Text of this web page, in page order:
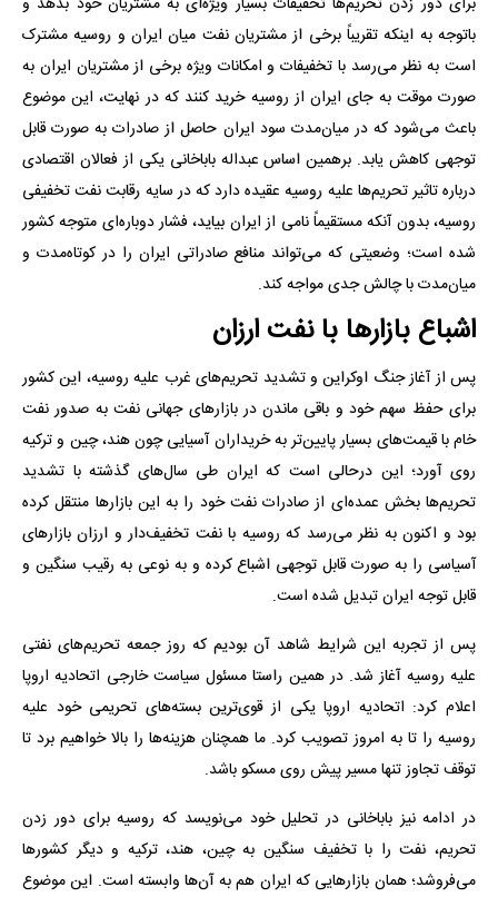
باتوجه به اینکه تقریباً برخی از مشتریان نفت میان ایران و روسیه مشترک
است به نظر می‌رسد با تخفیفات و امکانات ویژه برخی از مشتریان ایران به
صورت موقت به جای ایران از روسیه خرید کنند که در نهایت، این موضوع
باعث می‌شود که در میان‌مدت سود ایران حاصل از صادرات به صورت قابل
توجهی کاهش یابد. برهمین اساس عبداله باباخانی یکی از فعالان اقتصادی
درباره تاثیر تحریم‌ها علیه روسیه عقیده دارد که در سایه رقابت نفت تخفیفی
روسیه، بدون آنکه مستقیماً نامی از ایران بیاید، فشار دوباره‌ای متوجه کشور
شده است؛ وضعیتی که می‌تواند منافع صادراتی ایران را در کوتاه‌مدت و
میان‌مدت با چالش جدی مواجه کند.
اشباع بازارها با نفت ارزان
پس از آغاز جنگ اوکراین و تشدید تحریم‌های غرب علیه روسیه، این کشور
برای حفظ سهم خود و باقی ماندن در بازارهای جهانی نفت به صدور نفت
خام با قیمت‌های بسیار پایین‌تر به خریداران آسیایی چون هند، چین و ترکیه
روی آورد؛ این درحالی است که ایران طی سال‌های گذشته با تشدید
تحریم‌ها بخش عمده‌ای از صادرات نفت خود را به این بازار‌ها منتقل کرده
بود و اکنون به نظر می‌رسد که روسیه با نفت تخفیف‌دار و ارزان بازارهای
آسیاسی را به صورت قابل توجهی اشباع کرده و به نوعی به رقیب سنگین و
قابل توجه ایران تبدیل شده است.
پس از تجربه این شرایط شاهد آن بودیم که روز جمعه تحریم‌های نفتی
علیه روسیه آغاز شد. در همین راستا مسئول سیاست خارجی اتحادیه اروپا
اعلام کرد: اتحادیه اروپا یکی از قوی‌ترین بسته‌های تحریمی خود علیه
روسیه را تا به امروز تصویب کرد. ما همچنان هزینه‌ها را بالا خواهیم برد تا
توقف تجاوز تنها مسیر پیش روی مسکو باشد.
در ادامه نیز باباخانی در تحلیل خود می‌نویسد که روسیه برای دور زدن
تحریم، نفت را با تخفیف سنگین به چین، هند، ترکیه و دیگر کشورها
می‌فروشد؛ همان بازارهایی که ایران هم به آن‌ها وابسته است. این موضوع